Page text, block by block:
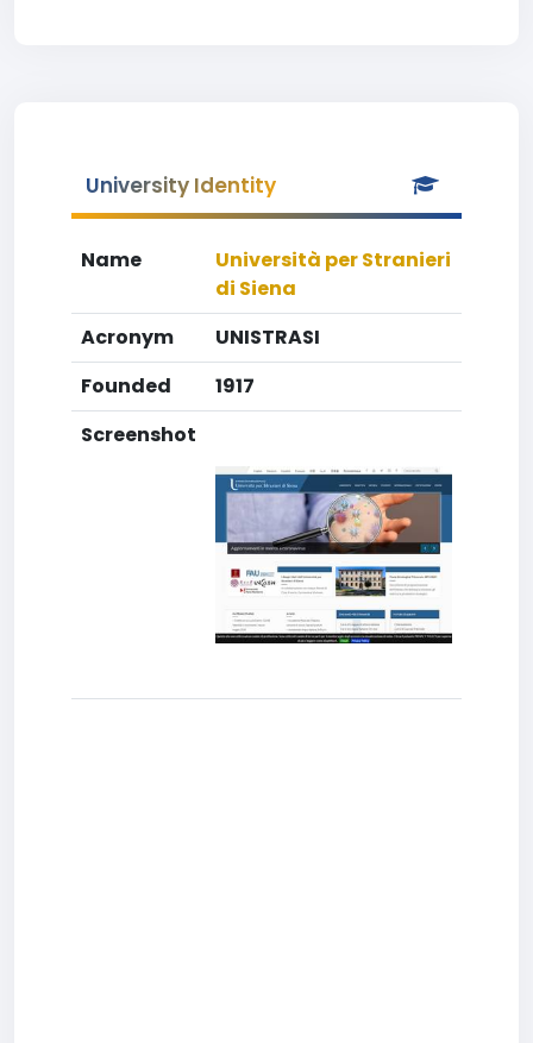
University Identity
Name
Università per Stranieri
di Siena
Acronym
UNISTRASI
Founded
1917
Screenshot